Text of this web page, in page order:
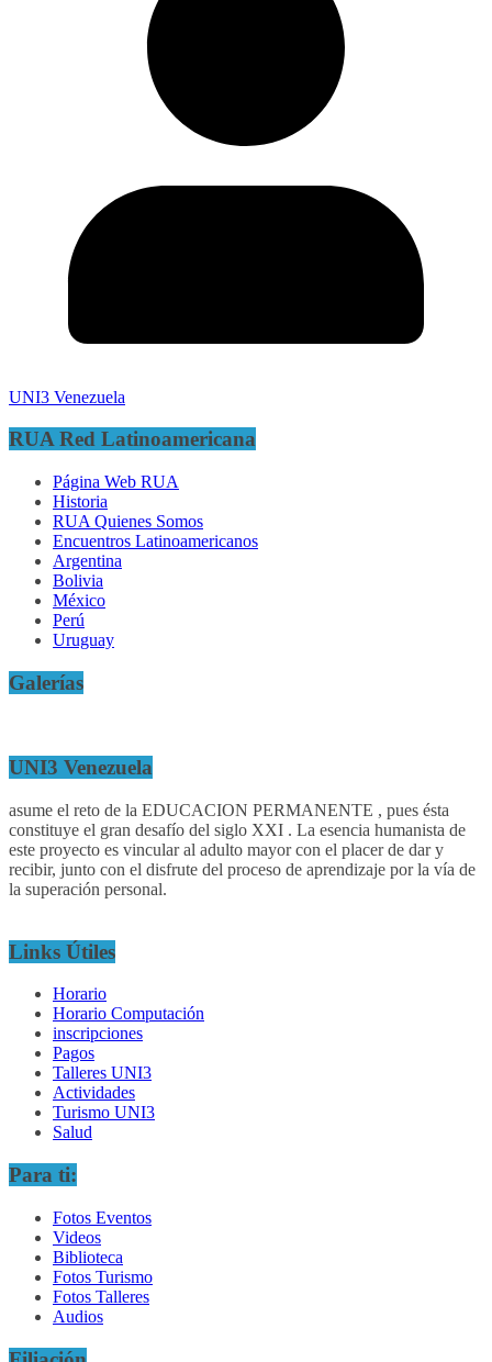
UNI3 Venezuela
RUA Red Latinoamericana
Página Web RUA
Historia
RUA Quienes Somos
Encuentros Latinoamericanos
Argentina
Bolivia
México
Perú
Uruguay
Galerías
UNI3 Venezuela
asume el reto de la EDUCACION PERMANENTE , pues ésta
constituye el gran desafío del siglo XXI . La esencia humanista de
este proyecto es vincular al adulto mayor con el placer de dar y
recibir, junto con el disfrute del proceso de aprendizaje por la vía de
la superación personal.
Links Útiles
Horario
Horario Computación
inscripciones
Pagos
Talleres UNI3
Actividades
Turismo UNI3
Salud
Para ti:
Fotos Eventos
Videos
Biblioteca
Fotos Turismo
Fotos Talleres
Audios